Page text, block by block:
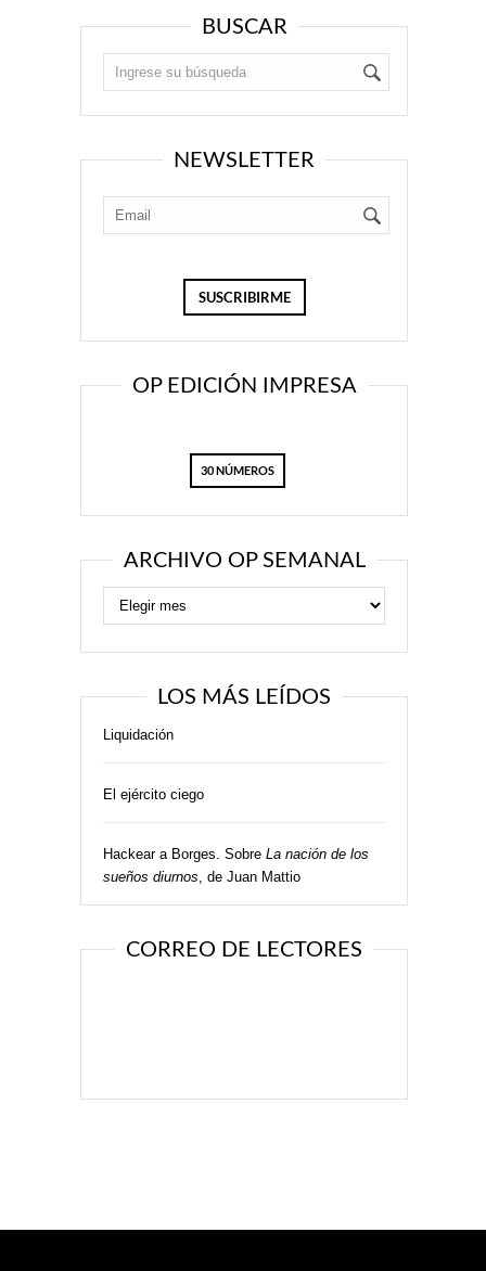
BUSCAR
NEWSLETTER
OP EDICIÓN IMPRESA
30 NÚMEROS
ARCHIVO OP SEMANAL
LOS MÁS LEÍDOS
Liquidación
El ejército ciego
Hackear a Borges. Sobre La nación de los
sueños diurnos, de Juan Mattio
CORREO DE LECTORES